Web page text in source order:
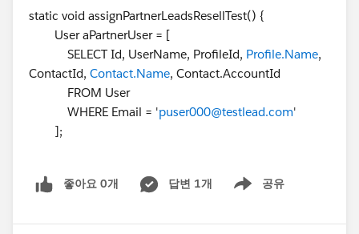
static void assignPartnerLeadsResellTest() {
User aPartnerUser = [
SELECT Id, UserName, ProfileId, Profile.Name,
ContactId, Contact.Name, Contact.AccountId
FROM User
WHERE Email = 'puser000@testlead.com'
];
좋아요 0개 답변 1개 공유
Show menu